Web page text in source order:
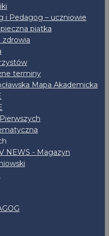
i Pedagog – uczniowie
piątka
zdrowia
terminy
Mapa Akademicka
NEWS - Magazyn